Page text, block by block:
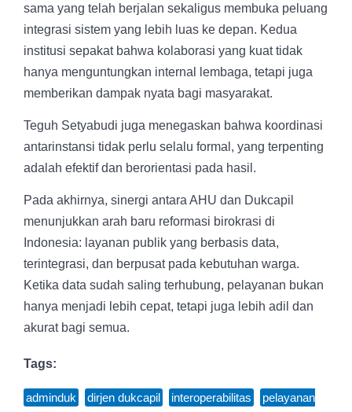
sama yang telah berjalan sekaligus membuka peluang
integrasi sistem yang lebih luas ke depan. Kedua
institusi sepakat bahwa kolaborasi yang kuat tidak
hanya menguntungkan internal lembaga, tetapi juga
memberikan dampak nyata bagi masyarakat.
Teguh Setyabudi juga menegaskan bahwa koordinasi
antarinstansi tidak perlu selalu formal, yang terpenting
adalah efektif dan berorientasi pada hasil.
Pada akhirnya, sinergi antara AHU dan Dukcapil
menunjukkan arah baru reformasi birokrasi di
Indonesia: layanan publik yang berbasis data,
terintegrasi, dan berpusat pada kebutuhan warga.
Ketika data sudah saling terhubung, pelayanan bukan
hanya menjadi lebih cepat, tetapi juga lebih adil dan
akurat bagi semua.
Tags:
adminduk dirjen dukcapil interoperabilitas
pelayanan